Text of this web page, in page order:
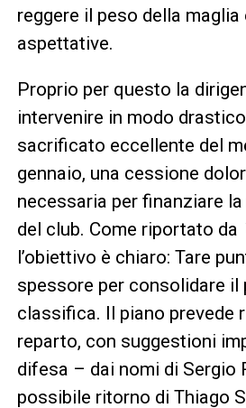
reggere il peso della maglia
aspettative.
Proprio per questo la
intervenire in modo
sacrificato eccellente del
gennaio, una cessione
necessaria per finanziare
del club. Come riportato da
l’obiettivo è chiaro: Tare
spessore per consolidare il
classifica. Il piano prevede
reparto, con suggestioni
difesa – dai nomi di Sergio
possibile ritorno di Thiago